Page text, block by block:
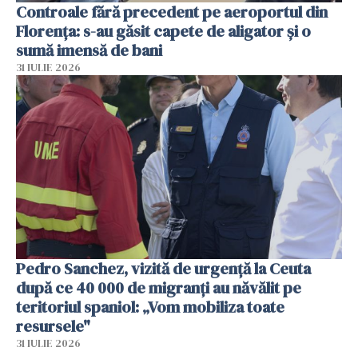
Controale fără precedent pe aeroportul din
Florența: s-au găsit capete de aligator și o
sumă imensă de bani
31 IULIE 2026
Pedro Sanchez, vizită de urgență la Ceuta
după ce 40 000 de migranți au năvălit pe
teritoriul spaniol: „Vom mobiliza toate
resursele"
31 IULIE 2026